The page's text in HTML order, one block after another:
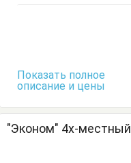
Показать полное
описание и цены
"Эконом" 4х-местный